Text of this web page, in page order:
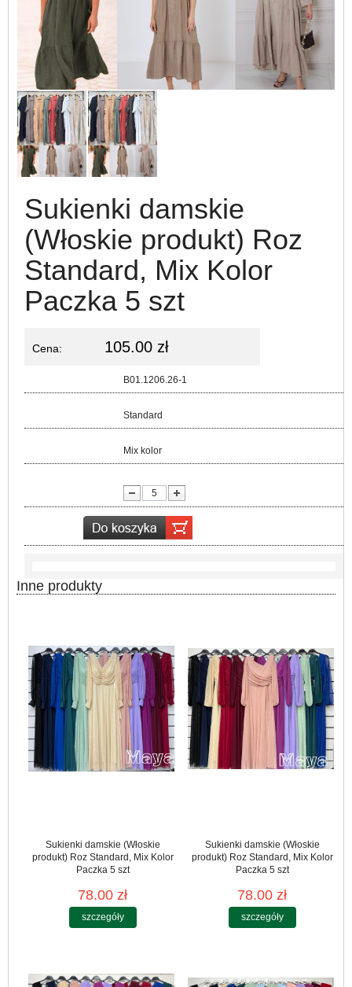
Sukienki damskie
(Włoskie produkt) Roz
Standard, Mix Kolor
Paczka 5 szt
Cena: 105.00 zł
B01.1206.26-1
Standard
Mix kolor
Inne produkty
Sukienki damskie (Włoskie
produkt) Roz Standard, Mix Kolor
Paczka 5 szt
78.00 zł
szczegóły
Sukienki damskie (Włoskie
produkt) Roz Standard, Mix Kolor
Paczka 5 szt
78.00 zł
szczegóły